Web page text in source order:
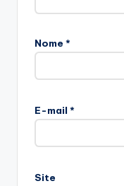
Nome *
E-mail *
Site